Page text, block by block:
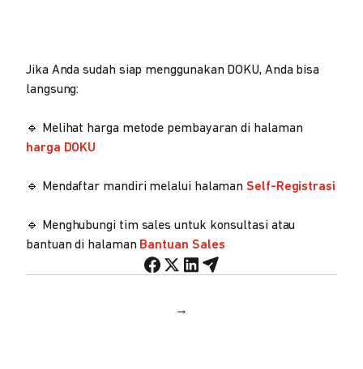
Jika Anda sudah siap menggunakan DOKU, Anda bisa
langsung:
🔹 Melihat harga metode pembayaran di halaman
harga DOKU
🔹 Mendaftar mandiri melalui halaman Self-Registrasi
🔹 Menghubungi tim sales untuk konsultasi atau
bantuan di halaman Bantuan Sales
→